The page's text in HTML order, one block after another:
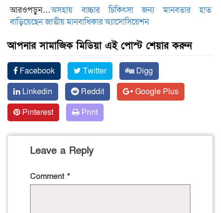
আরওপড়ুন…অসহায় বাচ্চার চিকিৎসা জন্য মানবতার হাত
বাড়িয়েছেন জাতীয় মানবাধিকার অ্যাসোসিয়েশন
আপনার সামাজিক মিডিয়া এই পোস্ট শেয়ার করুন
Facebook Twitter
Digg
Linkedin
Reddit
Google Plus
Pinterest
Print
Leave a Reply
Comment *